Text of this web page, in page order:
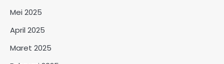
Mei 2025
April 2025
Maret 2025